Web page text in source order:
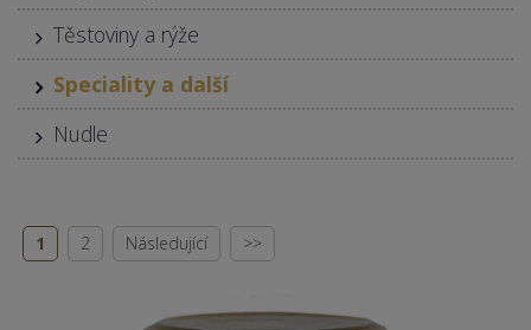
Těstoviny a rýže
Speciality a další
Nudle
1 2 Následující >>